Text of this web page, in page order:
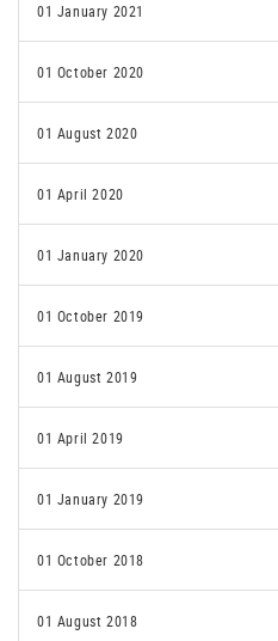
01 January 2021
01 October 2020
01 August 2020
01 April 2020
01 January 2020
01 October 2019
01 August 2019
01 April 2019
01 January 2019
01 October 2018
01 August 2018